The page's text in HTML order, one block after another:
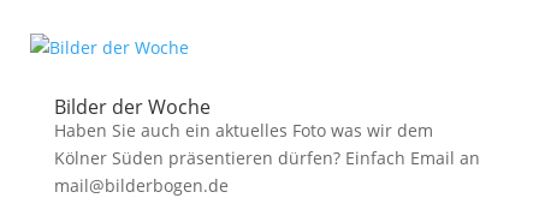
Bilder der Woche
Haben Sie auch ein aktuelles Foto was wir dem
Kölner Süden präsentieren dürfen? Einfach Email an
mail@bilderbogen.de